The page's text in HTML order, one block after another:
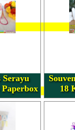
Serayu
18